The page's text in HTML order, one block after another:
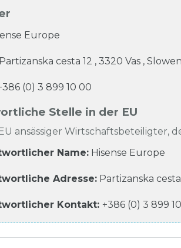
Europe
Partizanska cesta 12 , 3320 Vas ,
(0) 3 899 10 00
Stelle in der EU
ansässiger Wirtschaftsbeteiligter,
Name: Hisense Europe
Adresse: Partizanska cesta
Kontakt: +386 (0) 3 899